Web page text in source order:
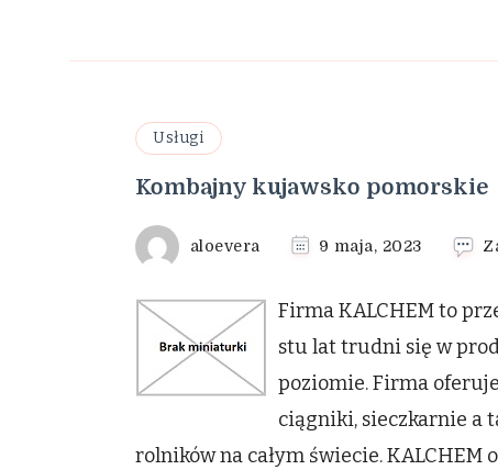
Usługi
Kombajny kujawsko pomorskie
aloevera 9 maja, 2023
Firma KALCHEM to
stu lat trudni się w
poziomie. Firma
ciągniki, sieczkarnie a
rolników na całym świecie. KALCHEM